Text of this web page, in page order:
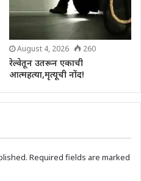
August 4, 2026 260
रेल्वेतून उतरून एकाची
आत्महत्या,मृत्यूची नोंद!
Required fields are marked